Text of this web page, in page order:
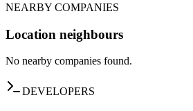
NEARBY COMPANIES
Location neighbours
No nearby companies found.
DEVELOPERS